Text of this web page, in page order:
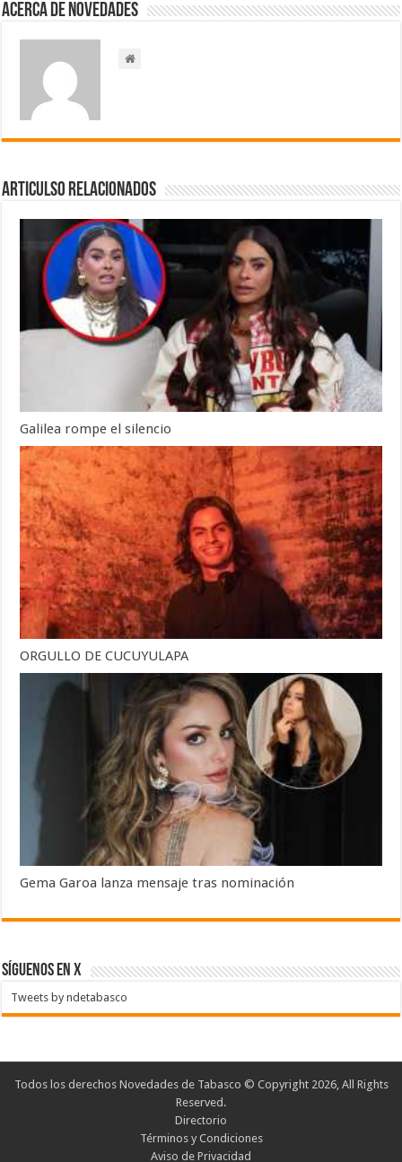
Acerca de NOVEDADES
Articulso Relacionados
Galilea rompe el silencio
ORGULLO DE CUCUYULAPA
Gema Garoa lanza mensaje tras nominación
SÍGUENOS EN X
Tweets by ndetabasco
Todos los derechos Novedades de Tabasco © Copyright 2026, All Rights
Reserved.
Directorio
Términos y Condiciones
Aviso de Privacidad